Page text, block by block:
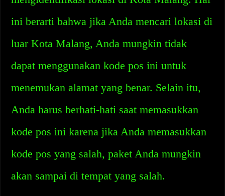
ini berarti bahwa jika Anda mencari lokasi di
luar Kota Malang, Anda mungkin tidak
dapat menggunakan kode pos ini untuk
menemukan alamat yang benar. Selain itu,
Anda harus berhati-hati saat memasukkan
kode pos ini karena jika Anda memasukkan
kode pos yang salah, paket Anda mungkin
akan sampai di tempat yang salah.